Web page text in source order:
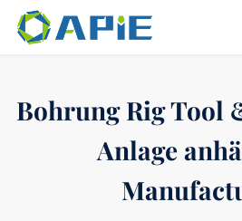
Bohrung Rig Tool
Anlage